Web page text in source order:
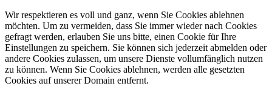
Wir respektieren es voll und ganz, wenn Sie Cookies ablehnen
möchten. Um zu vermeiden, dass Sie immer wieder nach Cookies
gefragt werden, erlauben Sie uns bitte, einen Cookie für Ihre
Einstellungen zu speichern. Sie können sich jederzeit abmelden oder
andere Cookies zulassen, um unsere Dienste vollumfänglich nutzen
zu können. Wenn Sie Cookies ablehnen, werden alle gesetzten
Cookies auf unserer Domain entfernt.